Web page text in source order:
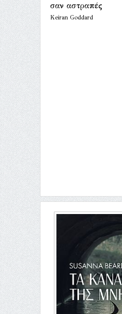
σαν αστραπές
Keiran Goddard